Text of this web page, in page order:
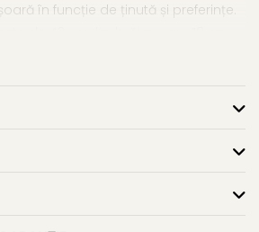
în funcție de ținută și preferințe.
adaptabile și elegante.
este alegerea ideală pentru
bijuteriile cu valoare naturală, dar
momentele speciale sau pur și